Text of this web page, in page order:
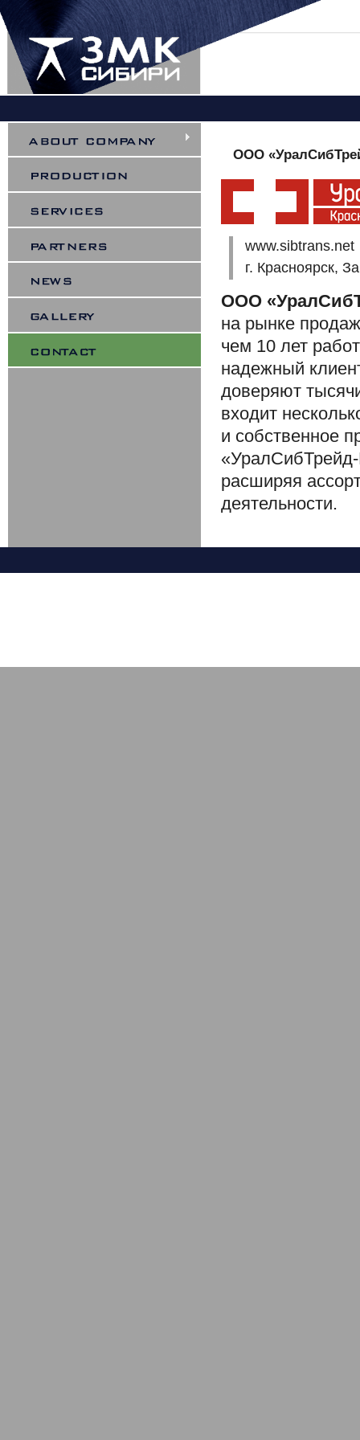
ООО
www.sibtrans.net
г. Красноярск,
ООО
на рынке
чем 10 лет
надежный
доверяют
входит
и собственное
расширяя
деятельности.